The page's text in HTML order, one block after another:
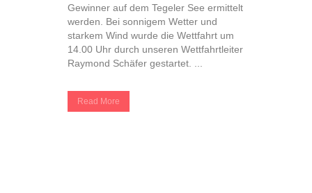
Gewinner auf dem Tegeler See ermittelt
werden. Bei sonnigem Wetter und
starkem Wind wurde die Wettfahrt um
14.00 Uhr durch unseren Wettfahrtleiter
Raymond Schäfer gestartet. ...
Read More